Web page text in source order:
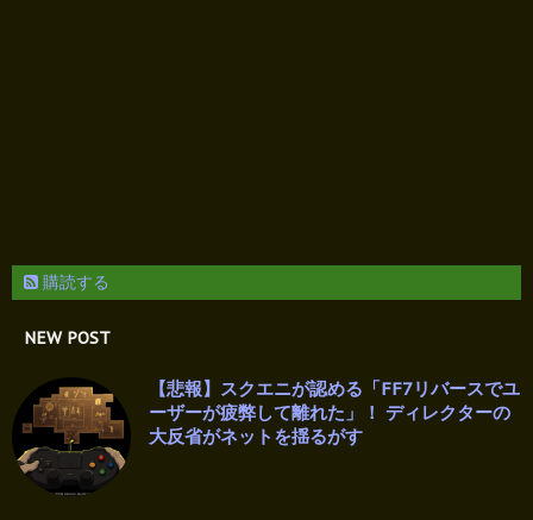
購読する
NEW POST
【悲報】スクエニが認める「FF7リバースでユ
ーザーが疲弊して離れた」！ ディレクターの
大反省がネットを揺るがす